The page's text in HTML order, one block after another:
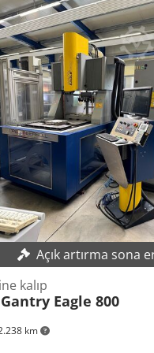
1.060 mm, iş parçası
voltajı:400 V, giriş
Elotherm P1 dalma
sunuyoruz. Tip: P1 Seri
Anpskr Sipariş numarası:
V Akım: A Frekans: 50 Hz
1998 Sorularınız varsa
olursa, lütfen bize
Açık artırma sona
km
kalıp
Gantry Eagle 800